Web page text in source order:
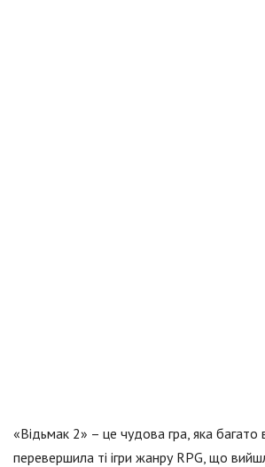
«Відьмак 2» – це чудова гра, яка багато
перевершила ті ігри жанру RPG, що